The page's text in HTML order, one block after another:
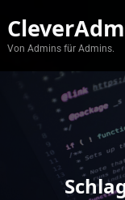
Inhalt
springen
Von Admins für Admins.